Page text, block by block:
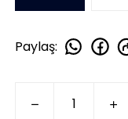
Paylaş: